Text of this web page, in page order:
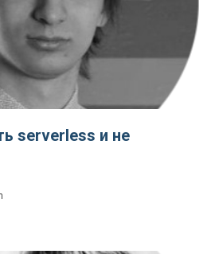
serverless и не